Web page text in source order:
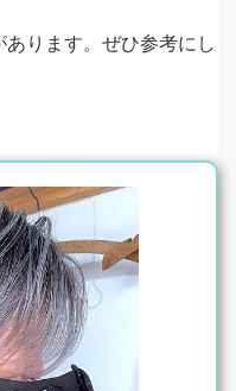
ります。ぜひ参考にし